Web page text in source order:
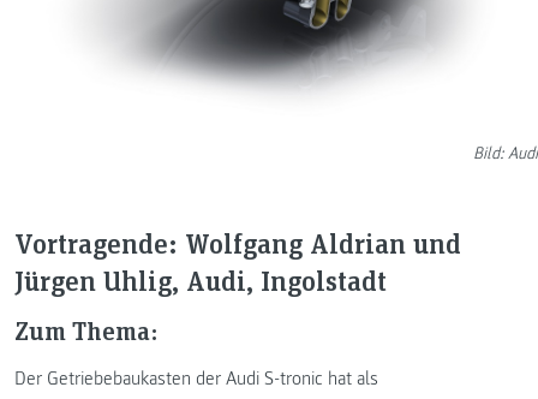
Bild: Audi
Vortragende: Wolfgang Aldrian und
Jürgen Uhlig, Audi, Ingolstadt
Zum Thema:
Der Getriebebaukasten der Audi S-tronic hat als